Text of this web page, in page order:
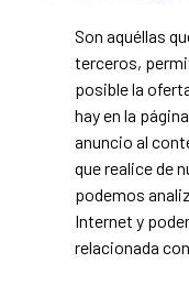
Son aquéllas
terceros,
posible la
hay en la
anuncio al
que realice de
podemos
Internet y
relacionada